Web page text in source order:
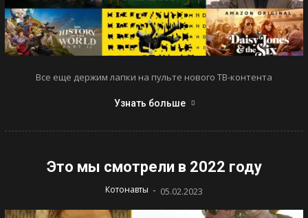
Все еще держим лапки на пульте нового ТВ-контента
Узнать больше
Это мы смотрели в 2022 году
Котонавты - 05.02.2023